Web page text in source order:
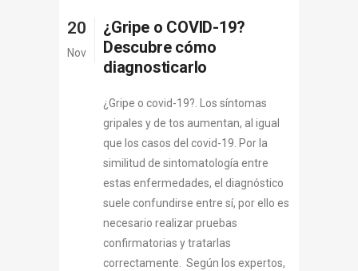
20
Nov
¿Gripe o COVID-19?
Descubre cómo
diagnosticarlo
¿Gripe o covid-19?. Los síntomas
gripales y de tos aumentan, al igual
que los casos del covid-19. Por la
similitud de sintomatología entre
estas enfermedades, el diagnóstico
suele confundirse entre sí, por ello es
necesario realizar pruebas
confirmatorias y tratarlas
correctamente. Según los expertos,